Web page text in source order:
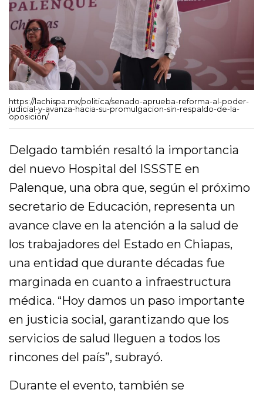
https://lachispa.mx/politica/senado-aprueba-reforma-al-poder-
judicial-y-avanza-hacia-su-promulgacion-sin-respaldo-de-la-
oposicion/
Delgado también resaltó la importancia
del nuevo Hospital del ISSSTE en
Palenque, una obra que, según el próximo
secretario de Educación, representa un
avance clave en la atención a la salud de
los trabajadores del Estado en Chiapas,
una entidad que durante décadas fue
marginada en cuanto a infraestructura
médica. “Hoy damos un paso importante
en justicia social, garantizando que los
servicios de salud lleguen a todos los
rincones del país”, subrayó.
Durante el evento, también se